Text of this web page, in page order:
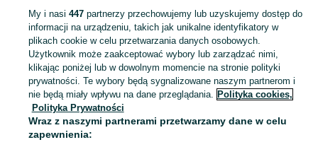
KATEGORIA
domek ogrodowy dla dzieci,basen z kulkami,zabawki ogrodowe,zabawki
Zobacz
Mapa kategorii
Mapa miejscowości
Mapa ministron
My i nasi 447partnerzy przechowujemy lub uzyskujemy dostęp do
informacji na urządzeniu, takich jak unikalne identyfikatory w
plikach cookie w celu przetwarzania danych osobowych.
Użytkownik może zaakceptować wybory lub zarządzać nimi,
klikając poniżej lub w dowolnym momencie na stronie polityki
prywatności. Te wybory będą sygnalizowane naszym partnerom i
nie będą miały wpływu na dane przeglądania. Polityka cookies,
Polityka Prywatności
Wraz z naszymi partnerami przetwarzamy dane w celu
zapewnienia: